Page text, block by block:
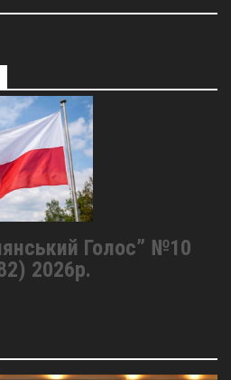
Голос” №10
2026р.